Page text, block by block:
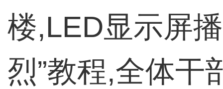
楼,LED显示屏
烈”教程,全体干